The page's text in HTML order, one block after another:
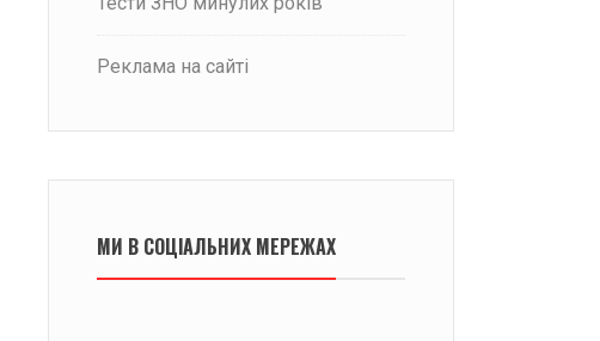
Реклама на сайті
МИ В СОЦІАЛЬНИХ МЕРЕЖАХ